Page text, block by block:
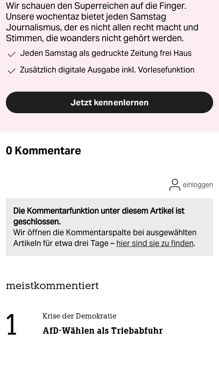
Wir schauen den Superreichen auf die Finger.
Unsere wochentaz bietet jeden Samstag
Journalismus, der es nicht allen recht macht und
Stimmen, die woanders nicht gehört werden.
Jeden Samstag als gedruckte Zeitung frei Haus
Zusätzlich digitale Ausgabe inkl. Vorlesefunktion
Jetzt kennenlernen
0 Kommentare
Die Kommentarfunktion unter diesem Artikel ist
geschlossen.
Wir öffnen die Kommentarspalte bei ausgewählten
Artikeln für etwa drei Tage – hier sind sie zu finden.
einloggen
meistkommentiert
1 Krise der Demokratie
AfD-Wählen als Triebabfuhr